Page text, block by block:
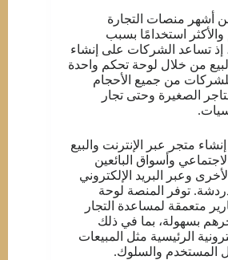
أشهر منصات التجارة
والأكثر استخدامًا بسبب
إذ تساعد الشركات على إنشاء
من خلال لوحة تحكم واحدة
من جميع الأحجام
الصغيرة وحتى تجار
متجر عبر الإنترنت والبيع
وأسواق البائعين
وعبر البريد الإلكتروني
توفر المنصة لوحة
متعمقة لمساعدة التجار
بسهولة، بما في ذلك
الرئيسية مثل المبيعات
المستخدم والسلوك.